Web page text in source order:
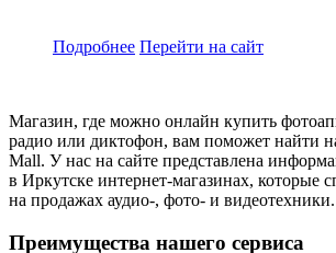
Подробнее Перейти на сайт
Магазин, где можно онлайн купить
радио или диктофон, вам поможет найти
Mall. У нас на сайте представлена
в Иркутске интернет-магазинах, которые
на продажах аудио-, фото- и видеотехники.
Преимущества нашего сервиса